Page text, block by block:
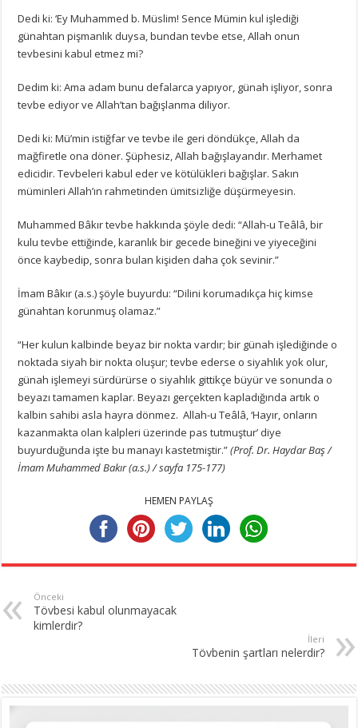
Dedi ki: ‘Ey Muhammed b. Müslim! Sence Mümin kul işlediği
günahtan pişmanlık duysa, bundan tevbe etse, Allah onun
tevbesini kabul etmez mi?
Dedim ki: Ama adam bunu defalarca yapıyor, günah işliyor, sonra
tevbe ediyor ve Allah’tan bağışlanma diliyor.
Dedi ki: Mü’min istiğfar ve tevbe ile geri döndükçe, Allah da
mağfiretle ona döner. Şüphesiz, Allah bağışlayandır. Merhamet
edicidir. Tevbeleri kabul eder ve kötülükleri bağışlar. Sakın
müminleri Allah’ın rahmetinden ümitsizliğe düşürmeyesin.
Muhammed Bâkır tevbe hakkında şöyle dedi: “Allah-u Teâlâ, bir
kulu tevbe ettiğinde, karanlık bir gecede bineğini ve yiyeceğini
önce kaybedip, sonra bulan kişiden daha çok sevinir.”
İmam Bâkır (a.s.) şöyle buyurdu: “Dilini korumadıkça hiç kimse
günahtan korunmuş olamaz.”
“Her kulun kalbinde beyaz bir nokta vardır; bir günah işlediğinde o
noktada siyah bir nokta oluşur; tevbe ederse o siyahlık yok olur,
günah işlemeyi sürdürürse o siyahlık gittikçe büyür ve sonunda o
beyazı tamamen kaplar. Beyazı gerçekten kapladığında artık o
kalbin sahibi asla hayra dönmez. Allah-u Teâlâ, ‘Hayır, onların
kazanmakta olan kalpleri üzerinde pas tutmuştur’ diye
buyurduğunda işte bu manayı kastetmiştir.”(Prof. Dr. Haydar Baş /
İmam Muhammed Bakır (a.s.) / sayfa 175-177)
HEMEN PAYLAŞ
Önceki
Tövbesi kabul olunmayacak
kimlerdir?
İleri
Tövbenin şartları nelerdir?